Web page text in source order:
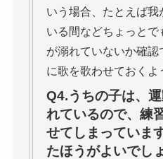
いう場合、たとえば我
いる間などちょっとで
が溺れていないか確認
に歌を歌わせておくよ
Q4.うちの子は、
れているので、練
せてしまっていま
たほうがよいでし